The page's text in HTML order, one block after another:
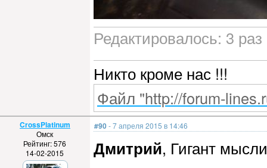
Редактировалось: 3
Никто кроме нас !!!
Файл "http://forum-
CrossPlatinum
Омск
Рейтинг: 576
14-02-2015
#90- 7 апреля 2015 в 14:46
Дмитрий, Гигант